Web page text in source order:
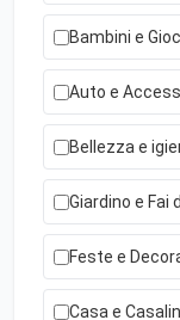
Bambini e
Auto e
Bellezza e
Giardino e Fai
Feste e
Casa e